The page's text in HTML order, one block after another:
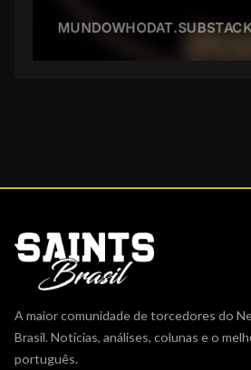
A maior comunidade de torcedores do
Brasil. Notícias, análises, colunas e o
português.